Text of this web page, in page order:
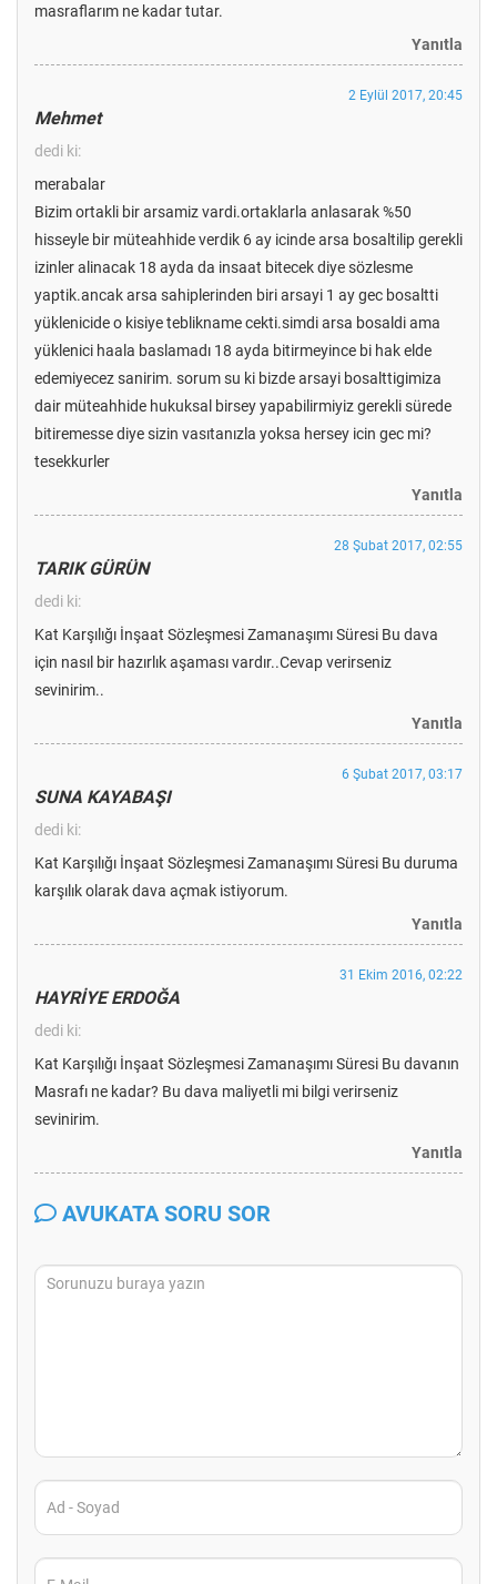
masraflarım ne kadar tutar.
Yanıtla
Mehmet
dedi ki:
2 Eylül 2017, 20:45
merabalar
Bizim ortakli bir arsamiz vardi.ortaklarla anlasarak %50
hisseyle bir müteahhide verdik 6 ay icinde arsa bosaltilip gerekli
izinler alinacak 18 ayda da insaat bitecek diye sözlesme
yaptik.ancak arsa sahiplerinden biri arsayi 1 ay gec bosaltti
yüklenicide o kisiye teblikname cekti.simdi arsa bosaldi ama
yüklenici haala baslamadı 18 ayda bitirmeyince bi hak elde
edemiyecez sanirim. sorum su ki bizde arsayi bosalttigimiza
dair müteahhide hukuksal birsey yapabilirmiyiz gerekli sürede
bitiremesse diye sizin vasıtanızla yoksa hersey icin gec mi?
tesekkurler
Yanıtla
TARIK GÜRÜN
dedi ki:
28 Şubat 2017, 02:55
Kat Karşılığı İnşaat Sözleşmesi Zamanaşımı Süresi Bu dava
için nasıl bir hazırlık aşaması vardır..Cevap verirseniz
sevinirim..
Yanıtla
SUNA KAYABAŞI
dedi ki:
6 Şubat 2017, 03:17
Kat Karşılığı İnşaat Sözleşmesi Zamanaşımı Süresi Bu duruma
karşılık olarak dava açmak istiyorum.
Yanıtla
HAYRİYE ERDOĞA
dedi ki:
31 Ekim 2016, 02:22
Kat Karşılığı İnşaat Sözleşmesi Zamanaşımı Süresi Bu davanın
Masrafı ne kadar? Bu dava maliyetli mi bilgi verirseniz
sevinirim.
Yanıtla
AVUKATA SORU SOR